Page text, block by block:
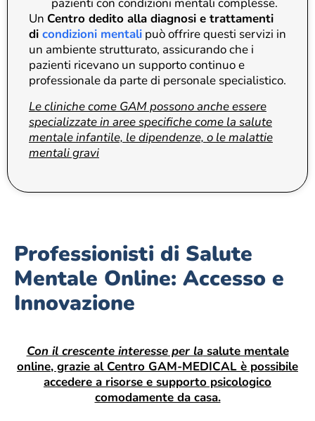
pazienti con condizioni mentali complesse.
Un Centro dedito alla diagnosi e trattamenti
di condizioni mentali può offrire questi servizi in
un ambiente strutturato, assicurando che i
pazienti ricevano un supporto continuo e
professionale da parte di personale specialistico.
Le cliniche come GAM possono anche essere
specializzate in aree specifiche come la salute
mentale infantile, le dipendenze, o le malattie
mentali gravi
Professionisti di Salute
Mentale Online: Accesso e
Innovazione
Con il crescente interesse per lasalute mentale
online, grazie al Centro GAM-MEDICAL è possibile
accedere a risorse e supporto psicologico
comodamente da casa.